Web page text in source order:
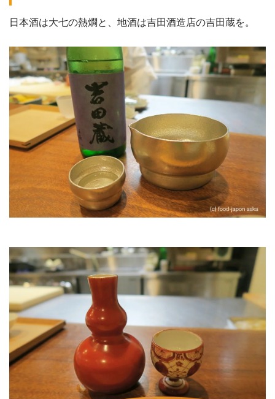
日本酒は大七の熱燗と、地酒は吉田酒造店の吉田蔵を。